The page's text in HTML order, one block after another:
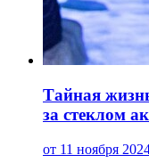
Тайная
за стеклом
от 11 ноября